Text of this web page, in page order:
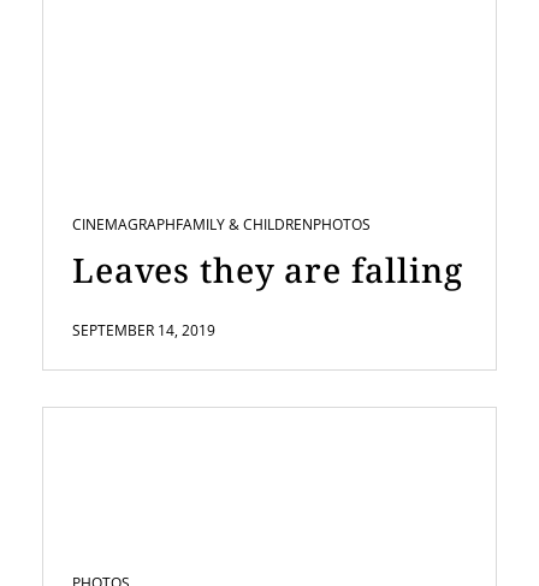
CINEMAGRAPHFAMILY & CHILDRENPHOTOS
Leaves they are falling
SEPTEMBER 14, 2019